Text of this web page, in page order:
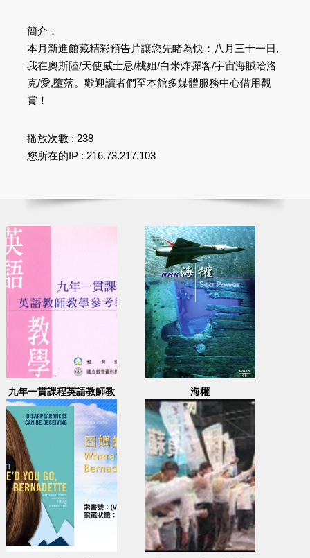
簡介：
本月新進館藏精彩預告片讓您先睹為快：八月三十一日,
我在奧斯陸/天使威士忌/桃姐/白米炸彈客/宇宙海賊哈洛
克/愛,墮落。歡迎讀者們至本館多媒體服務中心借用觀
賞！
播放次數 : 238
您所在的IP : 216.73.217.103
九年一貫課程英語教師教
學參考影片
海權